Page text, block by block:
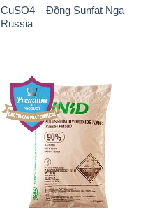
CuSO4 – Đồng Sunfat Nga
Russia